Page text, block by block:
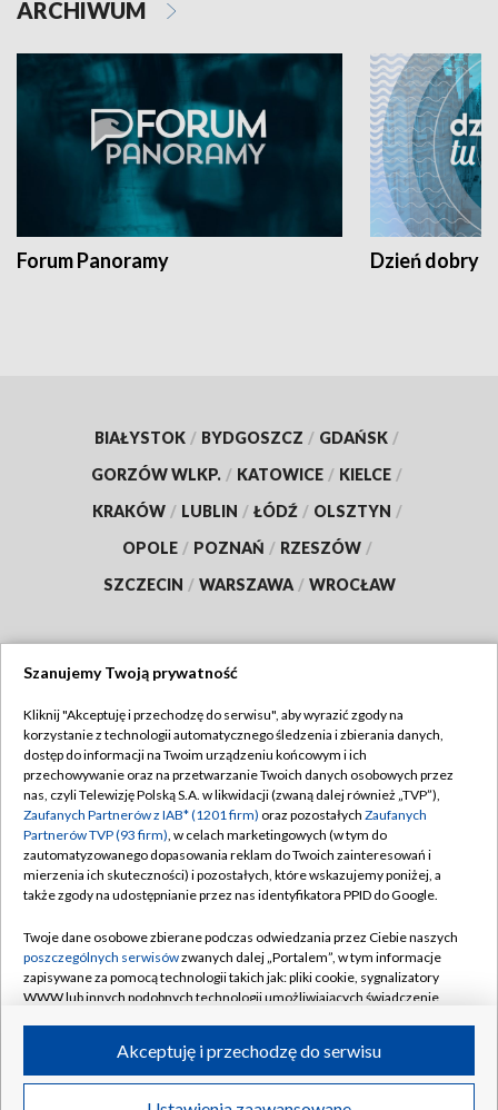
ARCHIWUM
Forum Panoramy Dzień dobry
BIAŁYSTOK / BYDGOSZCZ / GDAŃSK /
GORZÓW WLKP. / KATOWICE / KIELCE /
KRAKÓW / LUBLIN / ŁÓDŹ / OLSZTYN /
OPOLE / POZNAŃ / RZESZÓW /
SZCZECIN / WARSZAWA / WROCŁAW
TVP
Abonament TVP
Emisja w TVP
Centrum informacji TVP
Naziemna Telewizja Cyfrowa
Rada Programowa
System NOS
Informacje o nadawcy
Program dla prasy
Regulamin TVP
Polityka prywatności
Moje zgody
Pomoc
Kontakt
Kanały
©2026 Telewizja Polska S.A. w likwidacji
Szanujemy Twoją prywatność
Kliknij "Akceptuję i przechodzę do serwisu", aby wyrazić zgody na
korzystanie z technologii automatycznego śledzenia i zbierania danych,
dostęp do informacji na Twoim urządzeniu końcowym i ich
przechowywanie oraz na przetwarzanie Twoich danych osobowych przez
nas, czyli Telewizję Polską S.A. w likwidacji (zwaną dalej również „TVP”),
Zaufanych Partnerów z IAB* (1201 firm) oraz pozostałych Zaufanych
Partnerów TVP (93 firm), w celach marketingowych (w tym do
zautomatyzowanego dopasowania reklam do Twoich zainteresowań i
mierzenia ich skuteczności) i pozostałych, które wskazujemy poniżej, a
także zgody na udostępnianie przez nas identyfikatora PPID do Google.
Twoje dane osobowe zbierane podczas odwiedzania przez Ciebie naszych
poszczególnych serwisówzwanych dalej „Portalem”, w tym informacje
zapisywane za pomocą technologii takich jak: pliki cookie, sygnalizatory
WWW lub innych podobnych technologii umożliwiających świadczenie
ruchu w Internecie.
Twoje dane osobowe zbierane podczas odwiedzania przez Ciebie
Akceptuję i przechodzę do serwisu